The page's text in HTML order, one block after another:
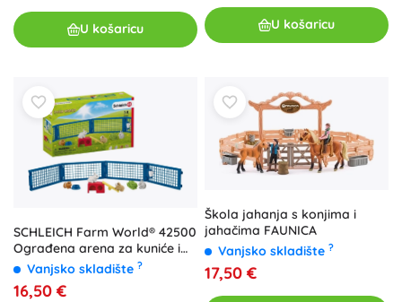
U košaricu U košaricu
SCHLEICH Farm World® 42500
Ograđena arena za kuniće i
zamorce
Vanjsko skladište ?
16,50 €
Škola jahanja s konjima i
jahačima FAUNICA
Vanjsko skladište ?
17,50 €